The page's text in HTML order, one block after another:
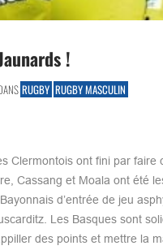
!
RUGBY RUGBY MASCULIN
Clermontois ont fini par
Cassang et Moala ont été
d’entrée de jeu
Les Basques sont
des points et mettre la